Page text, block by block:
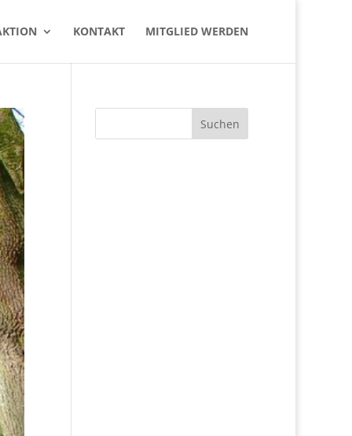
KON­TAKT MIT­GLIED WERDEN